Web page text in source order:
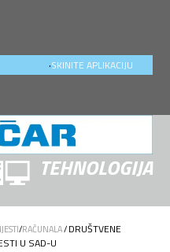
SKINITE APLIKACIJU
.
TEHNOLOGIJA
/RAČUNALA/DRUŠTVENE
U SAD-U